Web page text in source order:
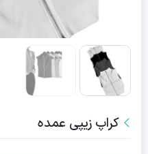
کراپ زیپی عمده